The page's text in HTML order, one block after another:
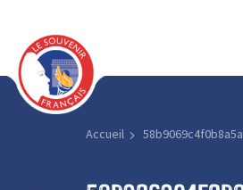
Accueil 58b9069c4f0b8a5a